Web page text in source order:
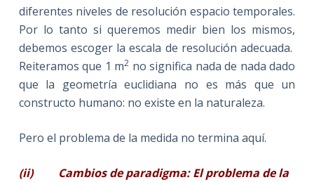
diferentes niveles de resolución espacio temporales.
Por lo tanto si queremos medir bien los mismos,
debemos escoger la escala de resolución adecuada.
Reiteramos que 1 m2 no significa nada de nada dado
que la geometría euclidiana no es más que un
constructo humano: no existe en la naturaleza.
Pero el problema de la medida no termina aquí.
(ii) Cambios de paradigma: El problema de la